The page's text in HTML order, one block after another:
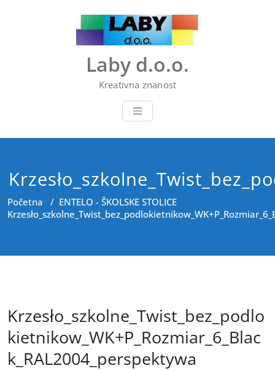
Laby d.o.o.
Kreativna znanost
Početna / ENTELO - ŠKOLSKE STOLICE
Krzesło_szkolne_Twist_bez_podlo
kietnikow_WK+P_Rozmiar_6_Blac
k_RAL2004_perspektywa